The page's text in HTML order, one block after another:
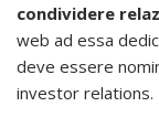
condividere
web ad essa
deve essere
investor relations.